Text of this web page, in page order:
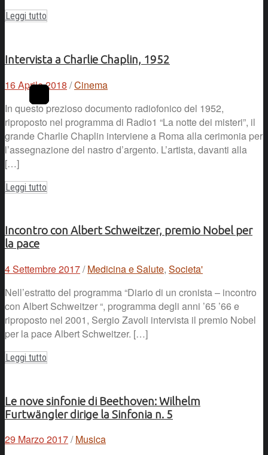
Leggi tutto
Intervista a Charlie Chaplin, 1952
16 Aprile 2018 /Cinema
In questo prezioso documento radiofonico del 1952,
riproposto nel programma di Radio1 “La notte dei misteri”, il
grande Charlie Chaplin interviene a Roma alla cerimonia per
l’assegnazione del nastro d’argento. L’artista, davanti alla
[…]
Leggi tutto
Incontro con Albert Schweitzer, premio Nobel per
la pace
4 Settembre 2017/ Medicina e Salute, Societa'
Nell’estratto del programma “Diario di un cronista – incontro
con Albert Schweitzer “, programma degli anni ’65 ’66 e
riproposto nel 2001, Sergio Zavoli intervista il premio Nobel
per la pace Albert Schweitzer. […]
Leggi tutto
Le nove sinfonie di Beethoven: Wilhelm
Furtwängler dirige la Sinfonia n. 5
29 Marzo 2017/ Musica